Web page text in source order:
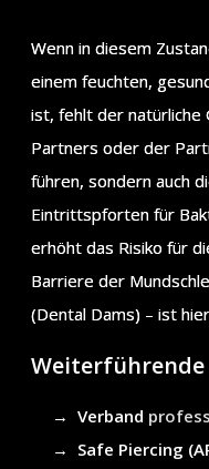
Wenn in diesem
einem feuchten,
ist, fehlt der natürliche
Partners oder der
führen, sondern auch
Eintrittspforten für
erhöht das Risiko für
Barriere der
(Dental Dams) – ist
Weiterführende
Verband
Safe Piercing